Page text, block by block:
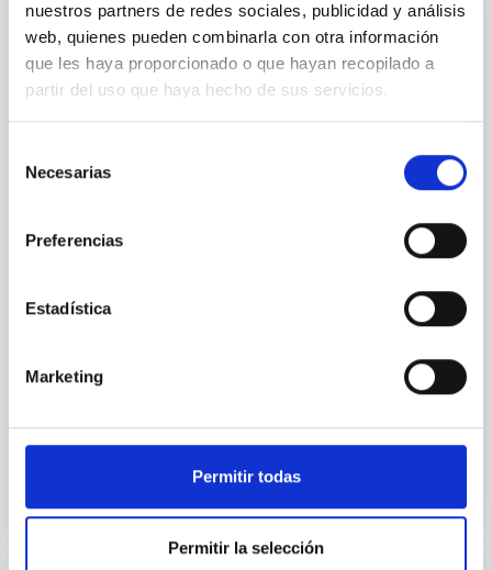
nuestros partners de redes sociales, publicidad y análisis
web, quienes pueden combinarla con otra información
que les haya proporcionado o que hayan recopilado a
partir del uso que haya hecho de sus servicios.
Necesarias
Preferencias
Estadística
Marketing
Permitir todas
Permitir la selección
CON ÁRBITRO
Overview of Hayabusa2 Extended
Mission's Flyby of Near-Earth Asteroid
(98943) Torifune
Hayabusa2# (# is pronounced SHARP, which stands
for the Small Hazardous Asteroid Reconnaissance
science and engineering investigations in space.
Ryugu on 2020
Fecha de publicación:
NÚMERO DE CITAS 1